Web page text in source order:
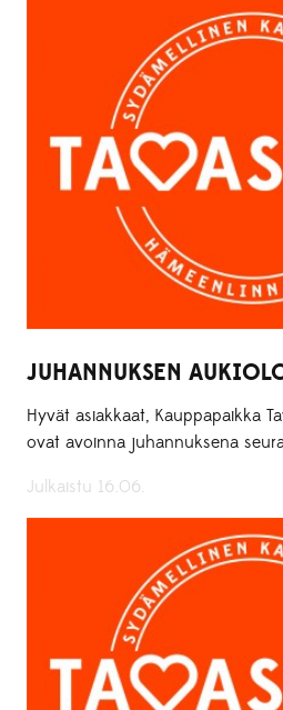
JUHANNUKSEN
Hyvät asiakkaat, Kauppapaikka
ovat avoinna juhannuksena
Julkaistu 16.06.